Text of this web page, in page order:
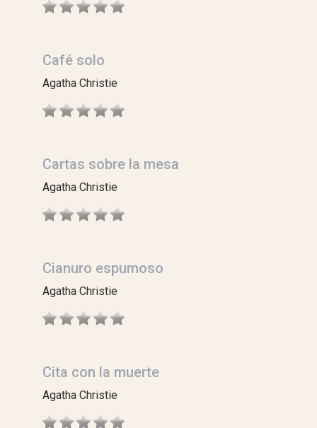
Café solo
Agatha Christie
Cartas sobre la mesa
Agatha Christie
Cianuro espumoso
Agatha Christie
Cita con la muerte
Agatha Christie